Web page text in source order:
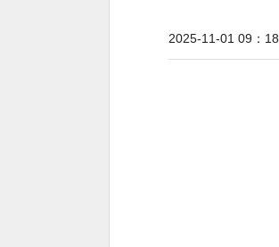
2025-11-01 09：18